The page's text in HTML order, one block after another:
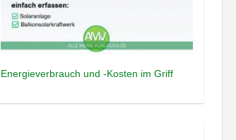
Energieverbrauch und -Kosten im Griff